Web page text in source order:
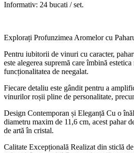
Informativ: 24 bucati / set.
Explorați Profunzimea Aromelor cu
Pentru iubitorii de vinuri cu caracter,
este alegerea supremă care îmbină
funcționalitatea de neegalat.
Fiecare detaliu este gândit pentru a
vinurilor roșii pline de personalitate,
Design Contemporan și Eleganță Cu o
diametru maxim de 11,6 cm, acest pahar
de artă în cristal.
Calitate Excepțională Realizat din sticlă